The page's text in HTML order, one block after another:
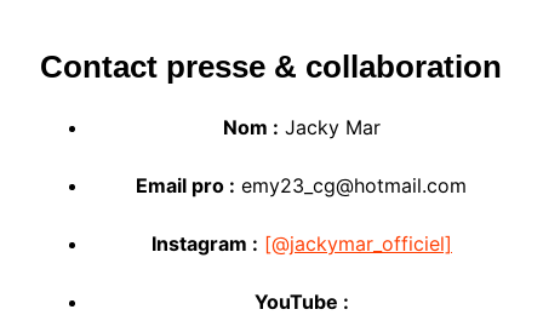
Contact presse & collaboration
Nom : Jacky Mar
Email pro : emy23_cg@hotmail.com
Instagram : [@jackymar_officiel]
YouTube :